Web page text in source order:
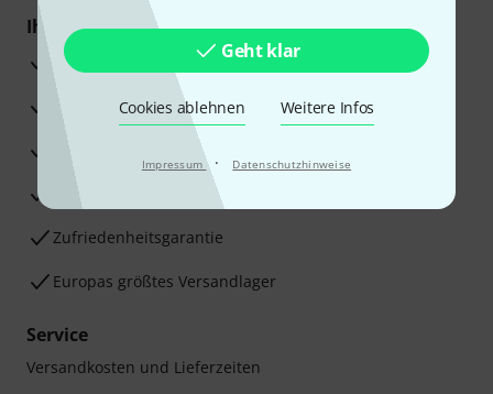
Geht klar
Cookies ablehnen Weitere Infos
Impressum · Datenschutzhinweise
Ihre Vorteile
3 Jahre Thomann Garantie
30 Tage Money-Back-Garantie
Beratung durch Fachexperten
Zufriedenheitsgarantie
Europas größtes Versandlager
Service
Versandkosten und Lieferzeiten